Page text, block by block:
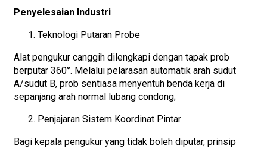
Penyelesaian Industri
Teknologi Putaran Probe
Alat pengukur canggih dilengkapi dengan tapak prob
berputar 360°. Melalui pelarasan automatik arah sudut
A/sudut B, prob sentiasa menyentuh benda kerja di
sepanjang arah normal lubang condong;
Penjajaran Sistem Koordinat Pintar
Bagi kepala pengukur yang tidak boleh diputar, prinsip